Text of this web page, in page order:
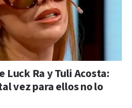
Luck Ra y Tuli Acosta:
vez para ellos no lo